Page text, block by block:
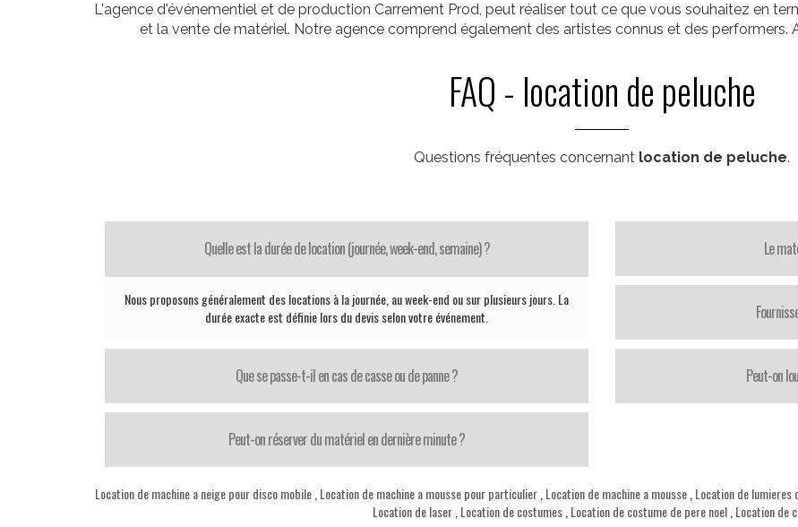
L'agence d'événementiel et de production Carrement Prod, peut réaliser tout ce que vous souhaitez en
et la vente de matériel. Notre agence comprend également des artistes connus et des performers.
FAQ - location de peluche
Questions fréquentes concernant location de peluche.
Quelle est la durée de location (journée, week-end, semaine) ?
Nous proposons généralement des locations à la journée, au week-end ou sur plusieurs jours. La
durée exacte est définie lors du devis selon votre événement.
Que se passe-t-il en cas de casse ou de panne ?
Peut-on réserver du matériel en dernière minute ?
Le
Peut-on
Location de machine a neige pour disco mobile, Location de machine a mousse pour particulier, Location de machine a mousse, Location de lumieres
Location de laser, Location de costumes, Location de costume de pere noel, Location de